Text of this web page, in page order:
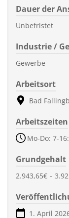
Dauer der
Unbefristet
Industrie /
Gewerbe
Arbeitsort
Bad
Arbeitszeiten
Mo-Do: 7-
Grundgehalt
2.943,65€ -
1. April